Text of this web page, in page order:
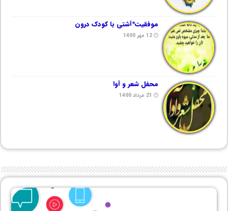
موفقیت*آشتی با کودک درون
12 مهر 1400
محفل شعر و آوا
21 مرداد 1400